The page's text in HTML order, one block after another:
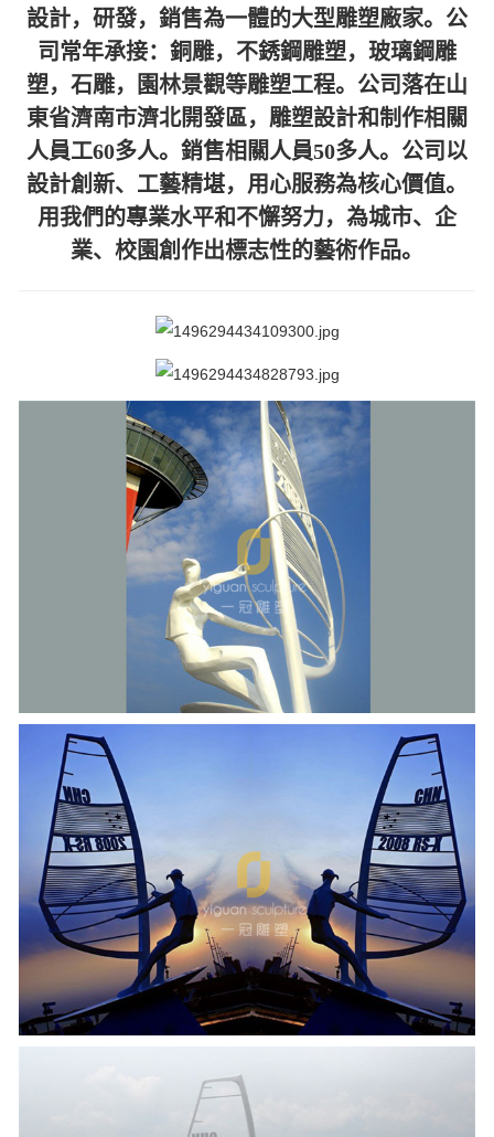
設計，研發，銷售為一體的大型雕塑廠家。公
司常年承接：銅雕，不銹鋼雕塑，玻璃鋼雕
塑，石雕，園林景觀等雕塑工程。公司落在山
東省濟南市濟北開發區，雕塑設計和制作相關
人員工60多人。銷售相關人員50多人。公司以
設計創新、工藝精堪，用心服務為核心價值。
用我們的專業水平和不懈努力，為城市、企
業、校園創作出標志性的藝術作品。